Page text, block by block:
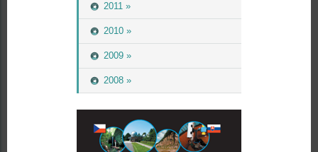
2011 »
2010 »
2009 »
2008 »